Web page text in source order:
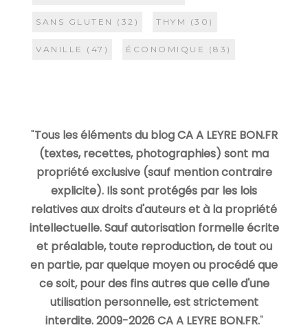
SANS GLUTEN (32) THYM (30)
VANILLE (47) ÉCONOMIQUE (83)
"Tous les éléments du blog CA A LEYRE BON.FR
(textes, recettes, photographies) sont ma
propriété exclusive (sauf mention contraire
explicite). Ils sont protégés par les lois
relatives aux droits d'auteurs et à la propriété
intellectuelle. Sauf autorisation formelle écrite
et préalable, toute reproduction, de tout ou
en partie, par quelque moyen ou procédé que
ce soit, pour des fins autres que celle d'une
utilisation personnelle, est strictement
interdite. 2009-2026 CA A LEYRE BON.FR."